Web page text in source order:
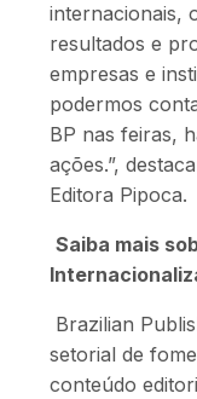
internacionais,
resultados e
empresas e
podermos
BP nas feiras,
ações.”,
Editora Pipoca.
Saiba mais
Brazilian
setorial de
conteúdo